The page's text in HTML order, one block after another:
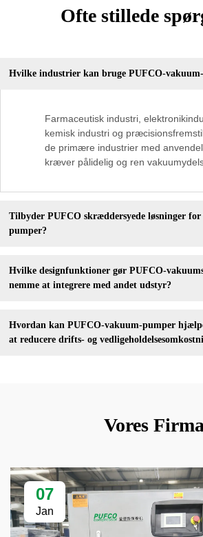
Ofte stillede
Hvilke industrier kan bruge PUFCO-
Farmaceutisk industri,
kemisk industri og
de primære industrier med
kræver pålidelig og ren
Tilbyder PUFCO skræddersyede løsninger
pumper?
Hvilke designfunktioner gør PUFCO-
nemme at integrere med andet udstyr?
Hvordan kan PUFCO-vakuum-pumper
at reducere drifts- og
Vores Firma
07
Jan